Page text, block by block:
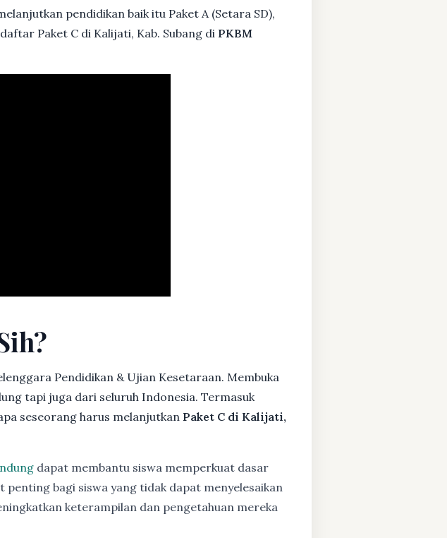
pendidikan baik itu Paket A (Setara SD),
Paket C di Kalijati, Kab. Subang di PKBM
Pendidikan & Ujian Kesetaraan. Membuka
tapi juga dari seluruh Indonesia. Termasuk
seseorang harus melanjutkan Paket C di Kalijati,
dapat membantu siswa memperkuat dasar
bagi siswa yang tidak dapat menyelesaikan
keterampilan dan pengetahuan mereka